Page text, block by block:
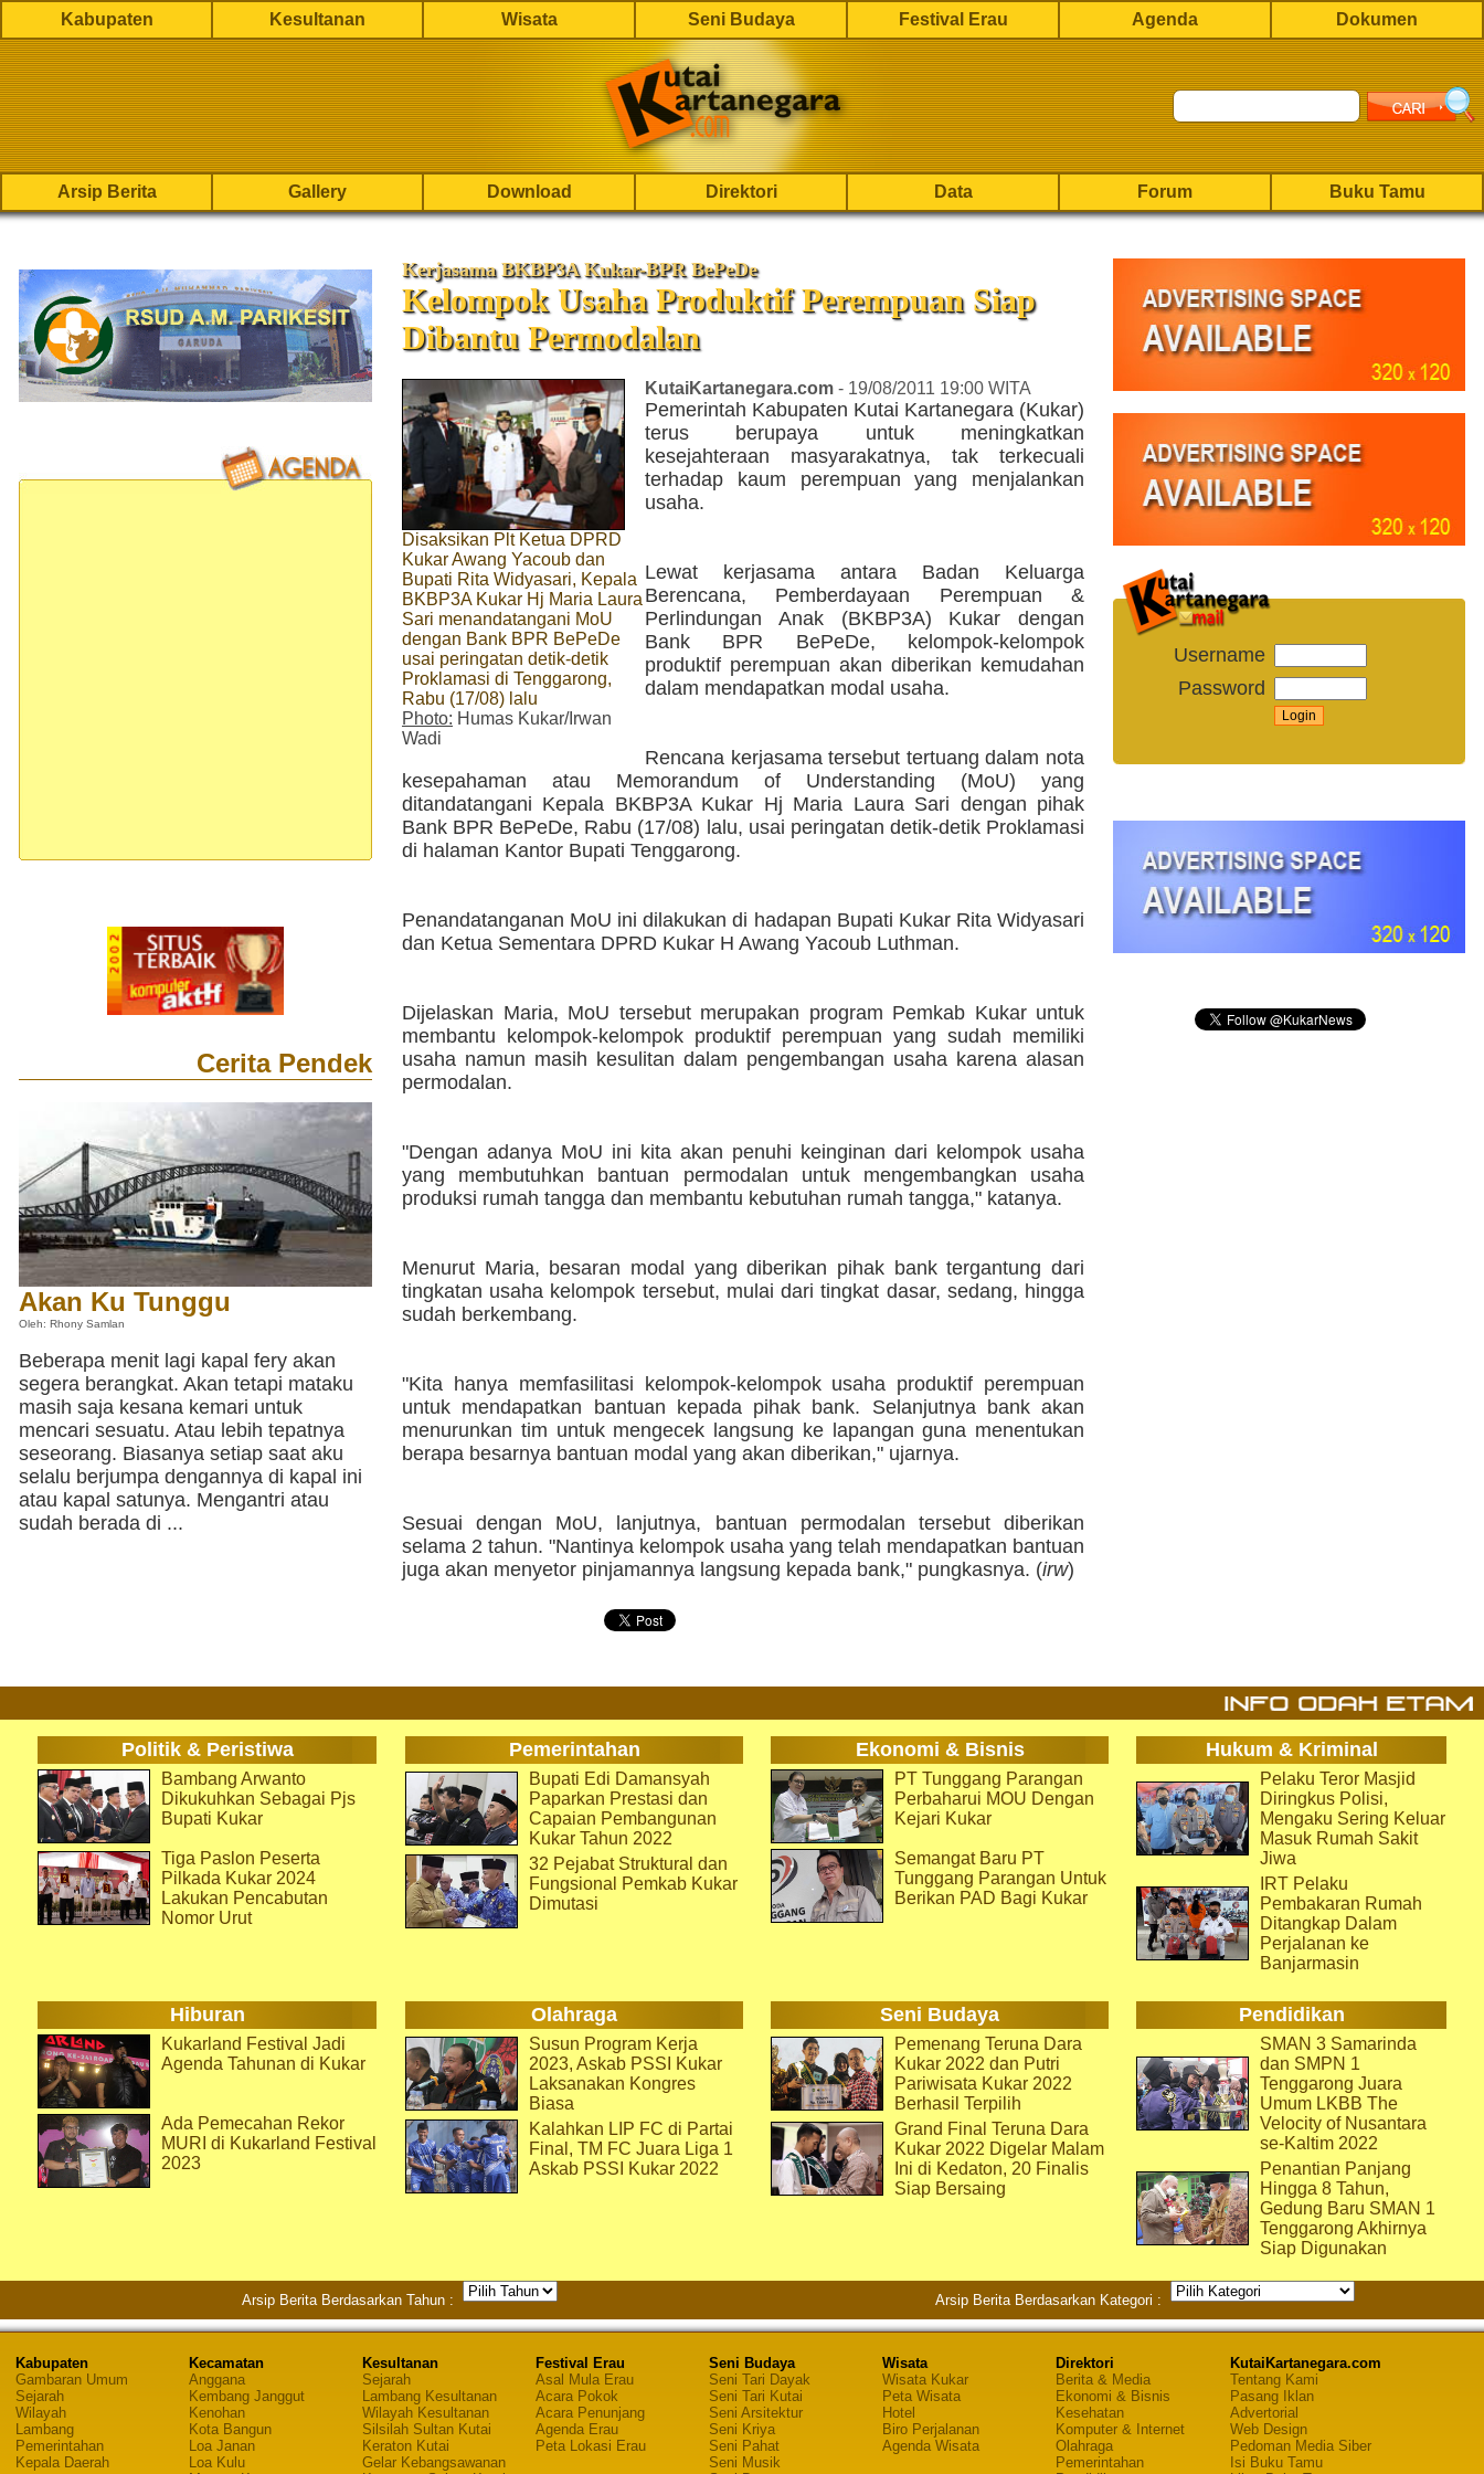
Kabupaten Kesultanan Wisata Seni Budaya Festival Erau Agenda Dokumen
Arsip Berita Gallery Download Direktori Data Forum Buku Tamu
Cerita Pendek
Akan Ku Tunggu
Oleh: Rhony Samlan
Beberapa menit lagi kapal fery akan
segera berangkat. Akan tetapi mataku
masih saja kesana kemari untuk
mencari sesuatu. Atau lebih tepatnya
seseorang. Biasanya setiap saat aku
selalu berjumpa dengannya di kapal ini
atau kapal satunya. Mengantri atau
sudah berada di ...
Kerjasama BKBP3A Kukar-BPR BePeDe
Kelompok Usaha Produktif Perempuan Siap
Dibantu Permodalan
Disaksikan Plt Ketua DPRD
Kukar Awang Yacoub dan
Bupati Rita Widyasari, Kepala
BKBP3A Kukar Hj Maria Laura
Sari menandatangani MoU
dengan Bank BPR BePeDe
usai peringatan detik-detik
Proklamasi di Tenggarong,
Rabu (17/08) lalu
Photo: Humas Kukar/Irwan
Wadi
KutaiKartanegara.com - 19/08/2011 19:00 WITA
Pemerintah Kabupaten Kutai Kartanegara (Kukar)
terus berupaya untuk meningkatkan
kesejahteraan masyarakatnya, tak terkecuali
terhadap kaum perempuan yang menjalankan
usaha.
Lewat kerjasama antara Badan Keluarga
Berencana, Pemberdayaan Perempuan &
Perlindungan Anak (BKBP3A) Kukar dengan
Bank BPR BePeDe, kelompok-kelompok
produktif perempuan akan diberikan kemudahan
dalam mendapatkan modal usaha.
Rencana kerjasama tersebut tertuang dalam nota
kesepahaman atau Memorandum of Understanding (MoU) yang
ditandatangani Kepala BKBP3A Kukar Hj Maria Laura Sari dengan pihak
Bank BPR BePeDe, Rabu (17/08) lalu, usai peringatan detik-detik Proklamasi
di halaman Kantor Bupati Tenggarong.
Penandatanganan MoU ini dilakukan di hadapan Bupati Kukar Rita Widyasari
dan Ketua Sementara DPRD Kukar H Awang Yacoub Luthman.
Dijelaskan Maria, MoU tersebut merupakan program Pemkab Kukar untuk
membantu kelompok-kelompok produktif perempuan yang sudah memiliki
usaha namun masih kesulitan dalam pengembangan usaha karena alasan
permodalan.
"Dengan adanya MoU ini kita akan penuhi keinginan dari kelompok usaha
yang membutuhkan bantuan permodalan untuk mengembangkan usaha
produksi rumah tangga dan membantu kebutuhan rumah tangga," katanya.
Menurut Maria, besaran modal yang diberikan pihak bank tergantung dari
tingkatan usaha kelompok tersebut, mulai dari tingkat dasar, sedang, hingga
sudah berkembang.
"Kita hanya memfasilitasi kelompok-kelompok usaha produktif perempuan
untuk mendapatkan bantuan kepada pihak bank. Selanjutnya bank akan
menurunkan tim untuk mengecek langsung ke lapangan guna menentukan
berapa besarnya bantuan modal yang akan diberikan," ujarnya.
Sesuai dengan MoU, lanjutnya, bantuan permodalan tersebut diberikan
selama 2 tahun. "Nantinya kelompok usaha yang telah mendapatkan bantuan
juga akan menyetor pinjamannya langsung kepada bank," pungkasnya. (irw)
Username
Password
Politik & Peristiwa Pemerintahan Ekonomi & Bisnis Hukum & Kriminal
Bambang Arwanto
Dikukuhkan Sebagai Pjs
Bupati Kukar
Tiga Paslon Peserta
Pilkada Kukar 2024
Lakukan Pencabutan
Nomor Urut
Bupati Edi Damansyah
Paparkan Prestasi dan
Capaian Pembangunan
Kukar Tahun 2022
32 Pejabat Struktural dan
Fungsional Pemkab Kukar
Dimutasi
PT Tunggang Parangan
Perbaharui MOU Dengan
Kejari Kukar
Semangat Baru PT
Tunggang Parangan Untuk
Berikan PAD Bagi Kukar
Pelaku Teror Masjid
Diringkus Polisi,
Mengaku Sering Keluar
Masuk Rumah Sakit
Jiwa
IRT Pelaku
Pembakaran Rumah
Ditangkap Dalam
Perjalanan ke
Banjarmasin
Hiburan Olahraga Seni Budaya Pendidikan
Kukarland Festival Jadi
Agenda Tahunan di Kukar
Ada Pemecahan Rekor
MURI di Kukarland Festival
2023
Susun Program Kerja
2023, Askab PSSI Kukar
Laksanakan Kongres
Biasa
Kalahkan LIP FC di Partai
Final, TM FC Juara Liga 1
Askab PSSI Kukar 2022
Pemenang Teruna Dara
Kukar 2022 dan Putri
Pariwisata Kukar 2022
Berhasil Terpilih
Grand Final Teruna Dara
Kukar 2022 Digelar Malam
Ini di Kedaton, 20 Finalis
Siap Bersaing
SMAN 3 Samarinda
dan SMPN 1
Tenggarong Juara
Umum LKBB The
Velocity of Nusantara
se-Kaltim 2022
Penantian Panjang
Hingga 8 Tahun,
Gedung Baru SMAN 1
Tenggarong Akhirnya
Siap Digunakan
Arsip Berita Berdasarkan Tahun : Arsip Berita Berdasarkan Kategori :
Kabupaten
Gambaran Umum
Sejarah
Wilayah
Lambang
Pemerintahan
Kepala Daerah
Kecamatan
Anggana
Kembang Janggut
Kenohan
Kota Bangun
Loa Janan
Loa Kulu
Kesultanan
Sejarah
Lambang Kesultanan
Wilayah Kesultanan
Silsilah Sultan Kutai
Keraton Kutai
Gelar Kebangsawanan
Festival Erau
Asal Mula Erau
Acara Pokok
Acara Penunjang
Agenda Erau
Peta Lokasi Erau
Seni Budaya
Seni Tari Dayak
Seni Tari Kutai
Seni Arsitektur
Seni Kriya
Seni Pahat
Seni Musik
Wisata
Wisata Kukar
Peta Wisata
Hotel
Biro Perjalanan
Agenda Wisata
Direktori
Berita & Media
Ekonomi & Bisnis
Kesehatan
Komputer & Internet
Olahraga
Pemerintahan
KutaiKartanegara.com
Tentang Kami
Pasang Iklan
Advertorial
Web Design
Pedoman Media Siber
Isi Buku Tamu